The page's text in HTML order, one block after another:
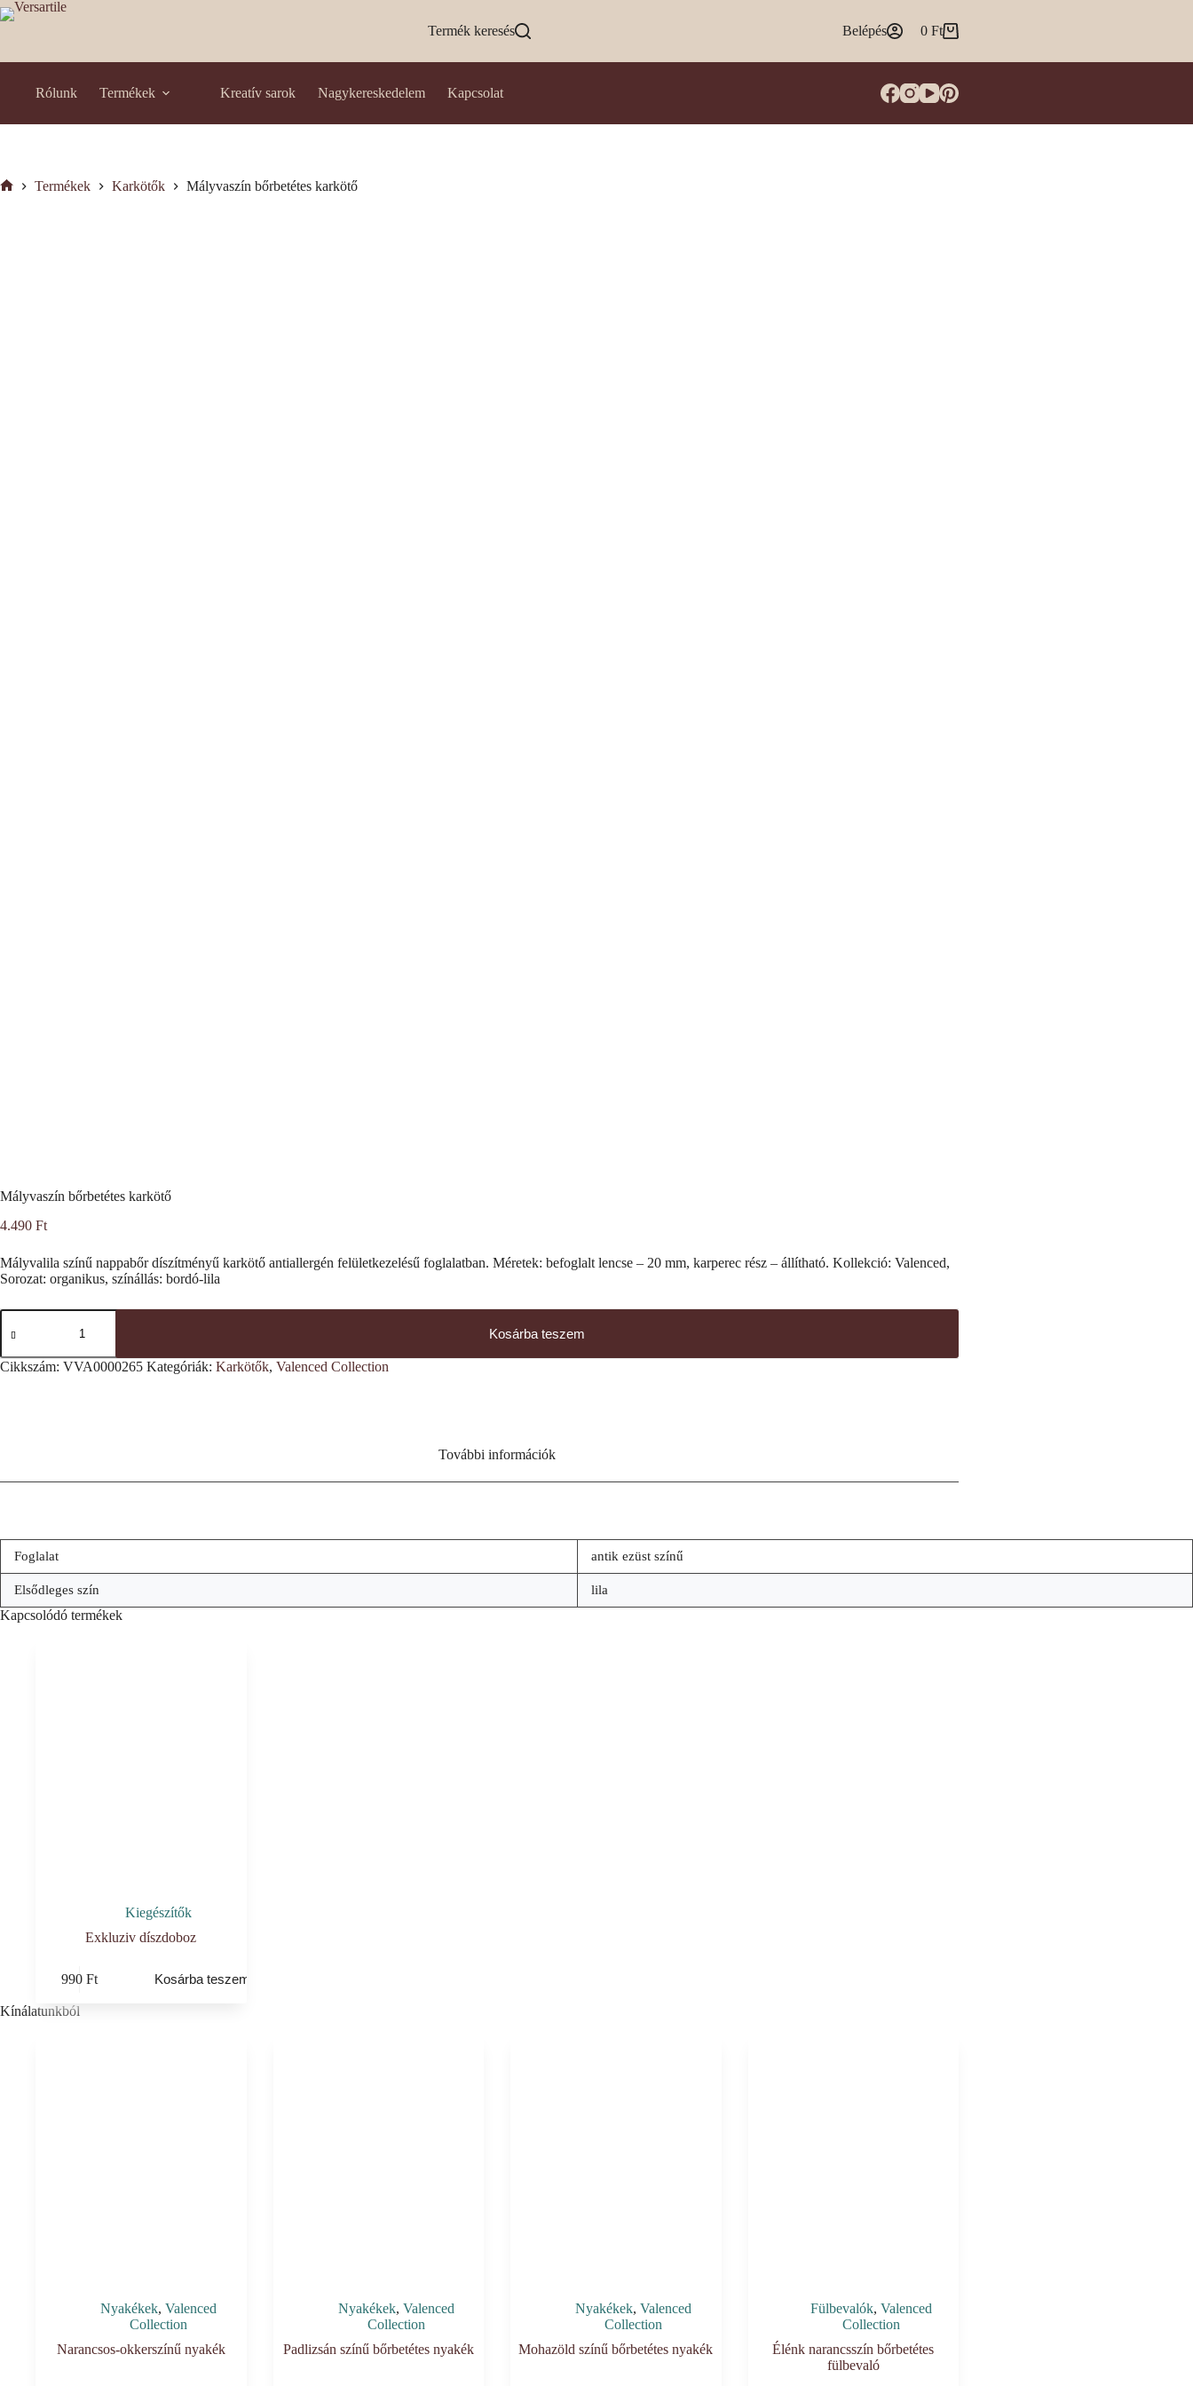
Skip
to
Termék keresés Belépés
Shopping
0 Ft
Rólunk Termékek Kreatív sarok Nagykereskedelem Kapcsolat
Termékek Karkötők Mályvaszín bőrbetétes karkötő
Mályvaszín bőrbetétes karkötő
4.490 Ft
Mályvalila színű nappabőr díszítményű karkötő antiallergén felületkezelésű foglalatban. Méretek: befoglalt lencse – 20 mm, karperec rész – állítható. Kollekció: Valenced,
Sorozat: organikus, színállás: bordó-lila
Mályvaszín
bőrbetétes
mennyiség
Kosárba teszem
Cikkszám: VVA0000265 Kategóriák: Karkötők, Valenced Collection
További információk
Foglalat antik ezüst színű
Elsődleges szín lila
Kapcsolódó termékek
Kiegészítők
Exkluziv díszdoboz
990 Ft Kosárba teszem
Kínálatunkból
Nyakékek,Valenced
Collection
Narancsos-okkerszínű nyakék
Nyakékek, Valenced
Collection
Padlizsán színű bőrbetétes nyakék
Nyakékek,Valenced
Collection
Mohazöld színű bőrbetétes nyakék
Fülbevalók, Valenced
Collection
Élénk narancsszín bőrbetétes
fülbevaló